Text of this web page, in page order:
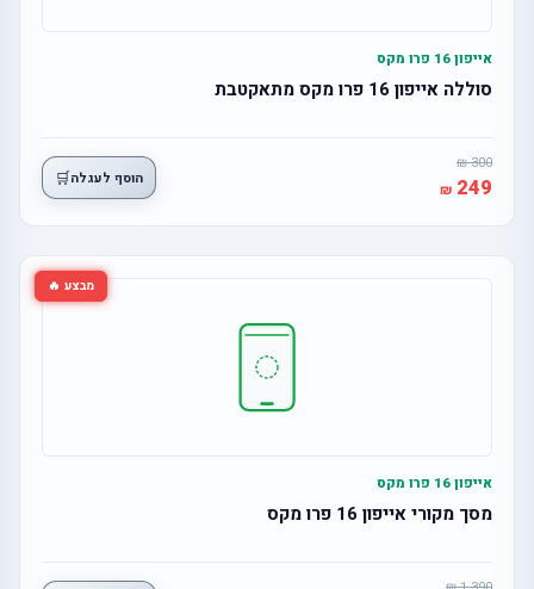
אייפון 16 פרו מקס
סוללה אייפון 16 פרו מקס מתאקטבת
300
249 הוסף לעגלה🛒
מבצע 🔥
אייפון 16 פרו מקס
מסך מקורי אייפון 16 פרו מקס